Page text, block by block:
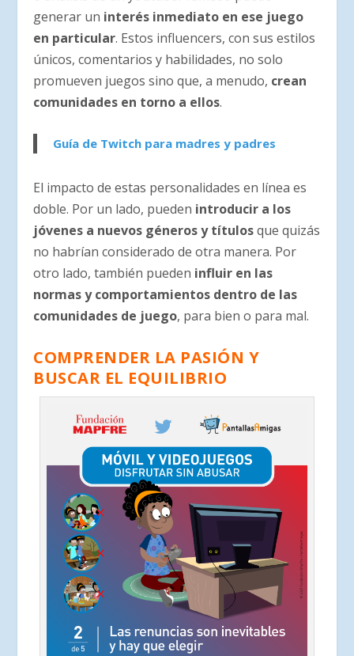
generar un interés inmediato en ese juego
en particular. Estos influencers, con sus estilos
únicos, comentarios y habilidades, no solo
promueven juegos sino que, a menudo, crean
comunidades en torno a ellos.
Guía de Twitch para madres y padres
El impacto de estas personalidades en línea es
doble. Por un lado, pueden introducir a los
jóvenes a nuevos géneros y títulosque quizás
no habrían considerado de otra manera. Por
otro lado, también pueden influir en las
normas y comportamientos dentro de las
comunidades de juego, para bien o para mal.
COMPRENDER LA PASIÓN Y
BUSCAR EL EQUILIBRIO